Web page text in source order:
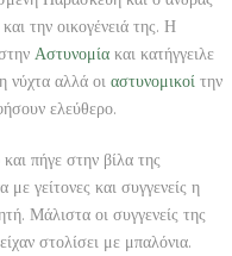
την οικογένειά της. Η
Αστυνομία και κατήγγειλε
νύχτα αλλά οι αστυνομικοί την
ελεύθερο.
πήγε στην βίλα της
γείτονες και συγγενείς η
Μάλιστα οι συγγενείς της
στολίσει με μπαλόνια.